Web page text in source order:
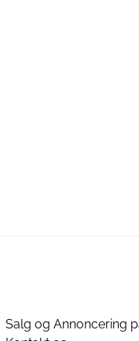
Salg og Annoncering